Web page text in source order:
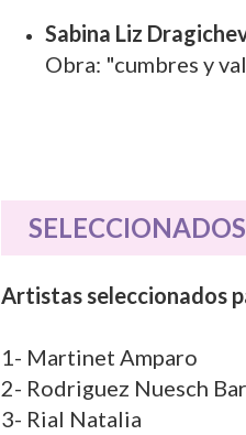
Sabina Liz
Obra: "cumbres y
SELECCIONADOS
Artistas seleccionados
1- Martinet Amparo
2- Rodriguez Nuesch
3- Rial Natalia